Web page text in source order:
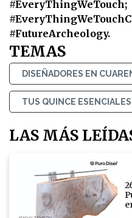
#EveryThingWeTouch;
#FutureArcheology.
TEMAS
DISEÑADORES EN
TUS QUINCE ESENCIALES
LAS MÁS